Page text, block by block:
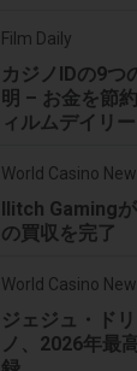
Film Daily
カジノIDの9つ
明 – お金を節
ィルムデイリー
World Casino
Ilitch Gaming
の買収を完了
World Casino
ジェジュ・ド
ノ、2026年最